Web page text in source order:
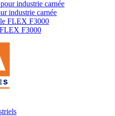
industrie carnée
F3000